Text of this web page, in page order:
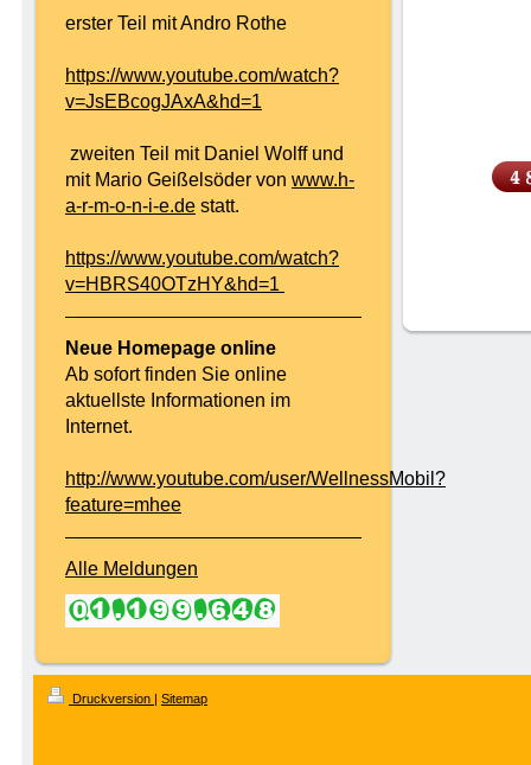
erster Teil mit Andro Rothe
https://www.youtube.com/watch?
v=JsEBcogJAxA&hd=1
zweiten Teil mit Daniel Wolff und
mit Mario Geißelsöder von www.h-
a-r-m-o-n-i-e.de statt.
https://www.youtube.com/watch?
v=HBRS40OTzHY&hd=1
Neue Homepage online
Ab sofort finden Sie online
aktuellste Informationen im
Internet.
http://www.youtube.com/user/WellnessMobil?
feature=mhee
Alle Meldungen
Druckversion | Sitemap